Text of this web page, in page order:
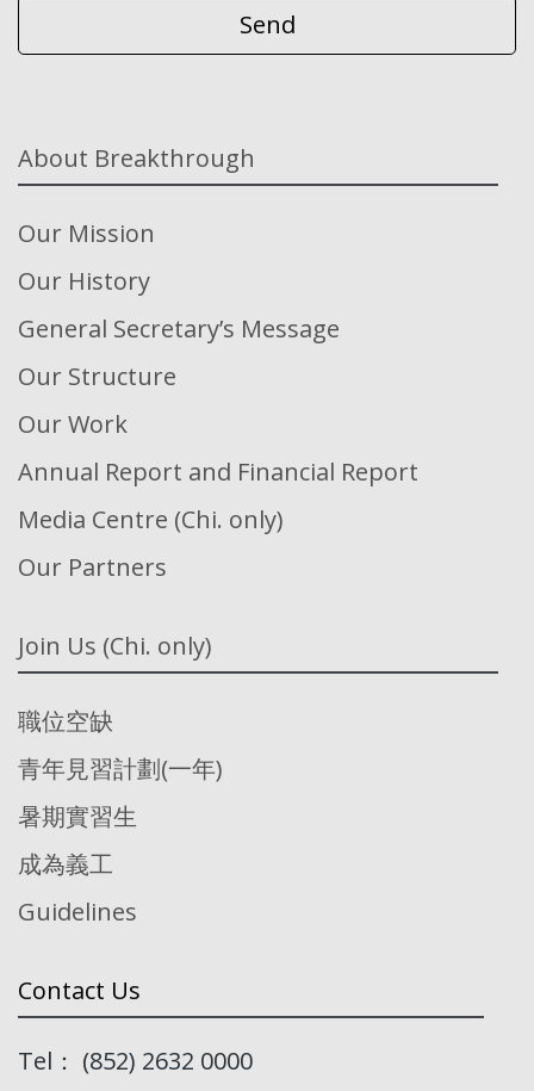
About Breakthrough
Our Mission
Our History
General Secretary’s Message
Our Structure
Our Work
Annual Report and Financial Report
Media Centre (Chi. only)
Our Partners
Join Us (Chi. only)
職位空缺
青年見習計劃(一年)
暑期實習生
成為義工
Guidelines
Contact Us
Tel： (852) 2632 0000